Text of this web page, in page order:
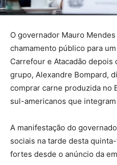
O governador Mauro
chamamento público para
Carrefour e Atacadão depois
grupo, Alexandre Bompard,
comprar carne produzida no
sul-americanos que
A manifestação do
sociais na tarde desta
fortes desde o anúncio da